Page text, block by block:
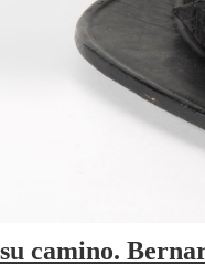
camino.